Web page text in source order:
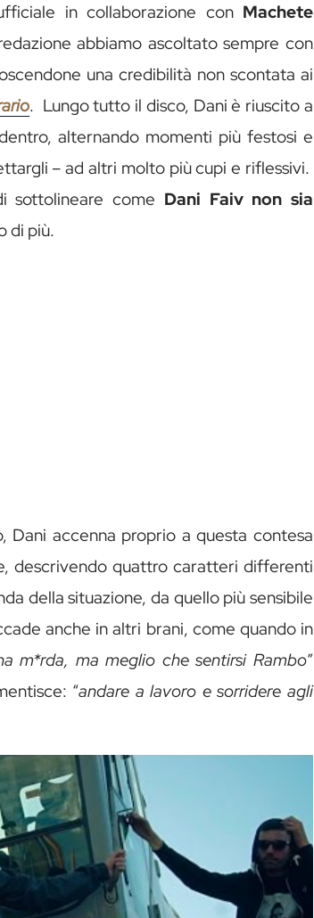
in collaborazione con Machete
abbiamo ascoltato sempre con
una credibilità non scontata ai
. Lungo tutto il disco, Dani è riuscito a
alternando momenti più festosi e
– ad altri molto più cupi e riflessivi.
sottolineare come Dani Faiv non sia
di più.
Dani accenna proprio a questa contesa
descrivendo quattro caratteri differenti
della situazione, da quello più sensibile
anche in altri brani, come quando in
m*rda, ma meglio che sentirsi Rambo”
“andare a lavoro e sorridere agli